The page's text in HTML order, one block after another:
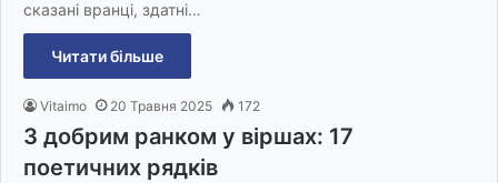
сказані вранці, здатні…
Читати більше
Vitaimo 20 Травня 2025 172
З добрим ранком у віршах: 17
поетичних рядків